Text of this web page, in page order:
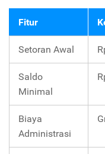
Fitur
Setoran Awal
Saldo
Minimal
Biaya
Administrasi